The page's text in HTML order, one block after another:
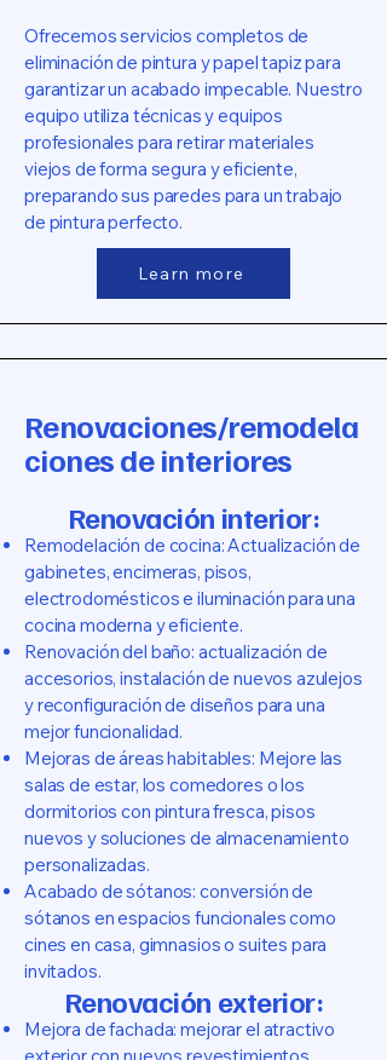
Ofrecemos servicios completos de
eliminación de pintura y papel tapiz para
garantizar un acabado impecable. Nuestro
equipo utiliza técnicas y equipos
profesionales para retirar materiales
viejos de forma segura y eficiente,
preparando sus paredes para un trabajo
de pintura perfecto.
Learn more
Renovaciones/remodela
ciones de interiores
Renovación interior:
Remodelación de cocina: Actualización de
gabinetes, encimeras, pisos,
electrodomésticos e iluminación para una
cocina moderna y eficiente.
Renovación del baño: actualización de
accesorios, instalación de nuevos azulejos
y reconfiguración de diseños para una
mejor funcionalidad.
Mejoras de áreas habitables: Mejore las
salas de estar, los comedores o los
dormitorios con pintura fresca, pisos
nuevos y soluciones de almacenamiento
personalizadas.
Acabado de sótanos: conversión de
sótanos en espacios funcionales como
cines en casa, gimnasios o suites para
invitados.
Renovación exterior:
Mejora de fachada: mejorar el atractivo